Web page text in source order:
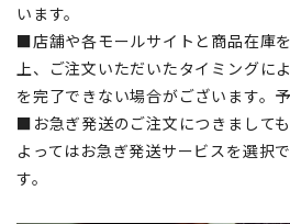
います。
■店舗や各モールサイトと商品在庫
上、ご注文いただいたタイミングに
を完了できない場合がございます。
■お急ぎ発送のご注文につきまして
よってはお急ぎ発送サービスを選択
す。